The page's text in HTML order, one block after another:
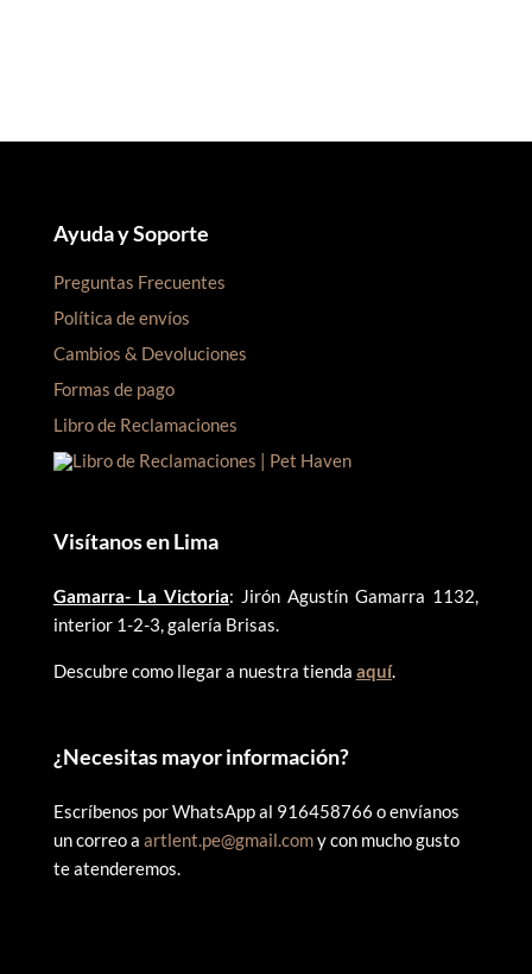
Ayuda y Soporte
Preguntas Frecuentes
Política de envíos
Cambios & Devoluciones
Formas de pago
Libro de Reclamaciones
Visítanos en Lima
Gamarra- La Victoria: Jirón Agustín Gamarra 1132,
interior 1-2-3, galería Brisas.
Descubre como llegar a nuestra tienda aquí.
¿Necesitas mayor información?
Escríbenos por WhatsApp al 916458766 o envíanos
un correo a artlent.pe@gmail.comy con mucho gusto
te atenderemos.